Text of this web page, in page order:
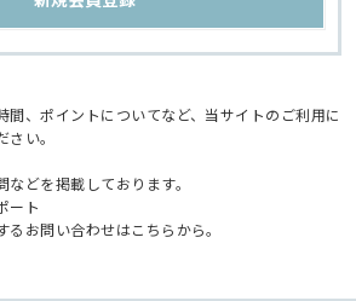
間、ポイントについてなど、当サイトのご利用に
い。
どを掲載しております。
ート
お問い合わせはこちらから。